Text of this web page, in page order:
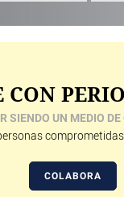
CON
SIENDO UN MEDIO
COLABORA